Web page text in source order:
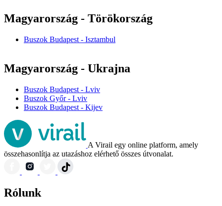
Magyarország - Törökország
Buszok Budapest - Isztambul
Magyarország - Ukrajna
Buszok Budapest - Lviv
Buszok Győr - Lviv
Buszok Budapest - Kijev
A Virail egy online platform, amely
összehasonlítja az utazáshoz elérhető összes útvonalat.
Rólunk